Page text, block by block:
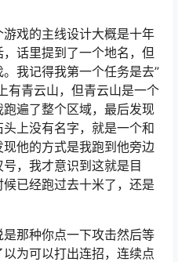
戏的主线设计大概是十年
话里提到了一个地名，但
我记得我第一个任务是去”
有青云山，但青云山是一个
遍了整个区域，最后发现
上没有名字，就是一个和
他的方式是我跑到他旁边
，我才意识到这就是目
已经跑过去十米了，还是
那种你点一下攻击然后等
为可以打出连招，连续点